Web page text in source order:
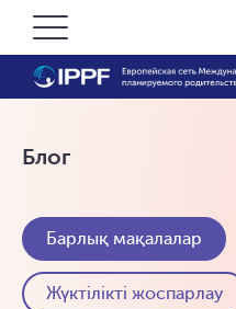
Блог
Барлық мақалалар
Жүктілікті жоспарлау